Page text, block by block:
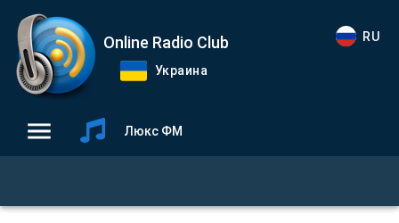
Online Radio Club
Украина
RU
Люкс ФМ